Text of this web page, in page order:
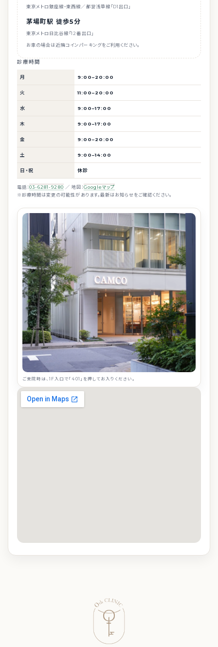
東京メトロ銀座線・東西線／都営浅草線「D1出口」
茅場町駅 徒歩5分
東京メトロ日比谷線「12番出口」
お車の場合は近隣コインパーキングをご利用ください。
診療時間
月 9:00–20:00
火 11:00–20:00
水 9:00–17:00
木 9:00–17:00
金 9:00–20:00
土 9:00–14:00
日・祝 休診
電話：03-6281-9280 ／ 地図：Googleマップ
※診療時間は変更の可能性があります。最新はお知らせをご確認ください。
ご来院時は、1F入口で「401」を押してお入りください。